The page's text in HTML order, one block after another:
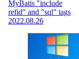
MyBatis "include
refid" and "sql" tags
2022.08.26